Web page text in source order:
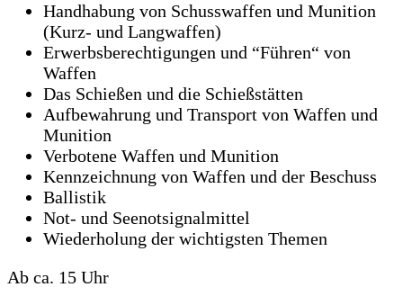
Handhabung von Schusswaffen und Munition
(Kurz- und Langwaffen)
Erwerbsberechtigungen und “Führen“ von
Waffen
Das Schießen und die Schießstätten
Aufbewahrung und Transport von Waffen und
Munition
Verbotene Waffen und Munition
Kennzeichnung von Waffen und der Beschuss
Ballistik
Not- und Seenotsignalmittel
Wiederholung der wichtigsten Themen
Ab ca. 15 Uhr